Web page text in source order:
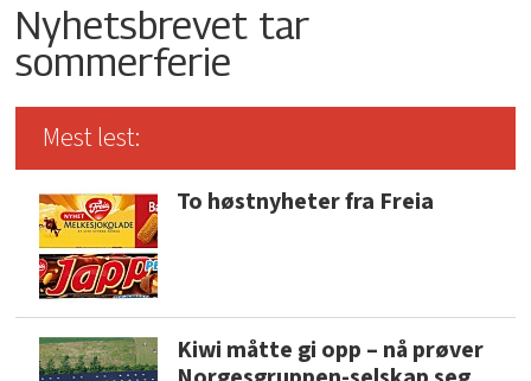
Nyhetsbrevet tar
sommerferie
Mest lest:
To høstnyheter fra Freia
Kiwi måtte gi opp – nå prøver